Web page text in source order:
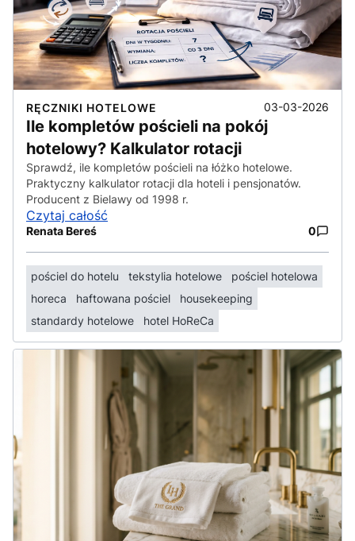
RĘCZNIKI HOTELOWE 03-03-2026
Ile kompletów pościeli na pokój
hotelowy? Kalkulator rotacji
Sprawdź, ile kompletów pościeli na łóżko hotelowe.
Praktyczny kalkulator rotacji dla hoteli i pensjonatów.
Producent z Bielawy od 1998 r.
Czytaj całość
Renata Bereś 0
pościel do hotelu tekstylia hotelowe
pościel hotelowa
horeca
haftowana pościel
housekeeping
standardy hotelowe
hotel HoReCa